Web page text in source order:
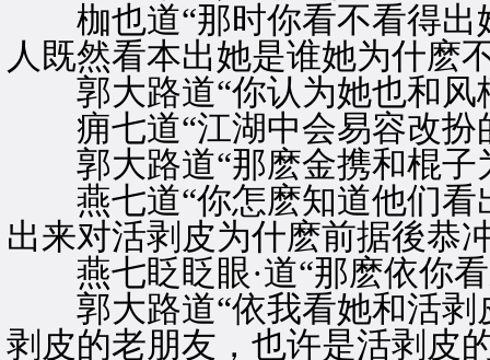
枷也道“那时你看不看得出
人既然看本出她是谁她为什麽
郭大路道“你认为她也和风
痈七道“江湖中会易容改扮
郭大路道“那麽金携和棍子
燕七道“你怎麽知道他们看
出来对活剥皮为什麽前据後恭
燕七眨眨眼·道“那麽依你看
郭大路道“依我看她和活剥
剥皮的老朋友，也许是活剥皮